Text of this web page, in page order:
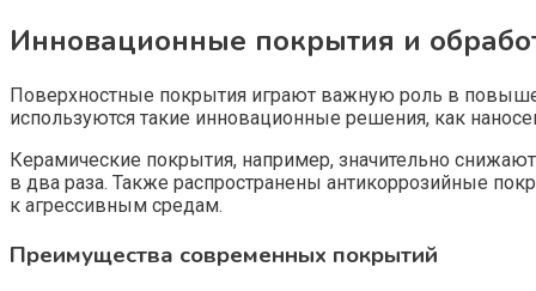
Инновационные покрытия и
Поверхностные покрытия играют важную роль в
используются такие инновационные решения, как
Керамические покрытия, например, значительно
в два раза. Также распространены антикоррозийные
к агрессивным средам.
Преимущества современных покрытий